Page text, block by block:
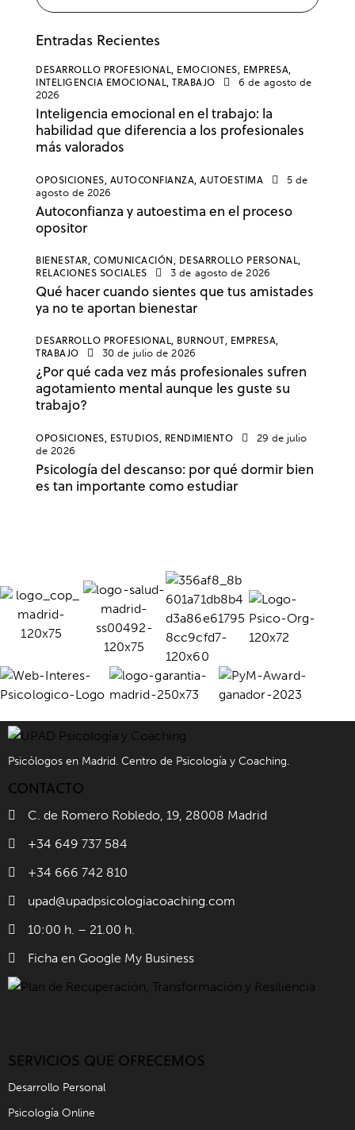
Entradas Recientes
DESARROLLO PROFESIONAL, EMOCIONES, EMPRESA,
INTELIGENCIA EMOCIONAL, TRABAJO
6 de agosto de
2026
Inteligencia emocional en el trabajo: la
habilidad que diferencia a los profesionales
más valorados
OPOSICIONES, AUTOCONFIANZA, AUTOESTIMA
5 de
agosto de 2026
Autoconfianza y autoestima en el proceso
opositor
BIENESTAR, COMUNICACIÓN, DESARROLLO PERSONAL,
RELACIONES SOCIALES
3 de agosto de 2026
Qué hacer cuando sientes que tus amistades
ya no te aportan bienestar
DESARROLLO PROFESIONAL, BURNOUT, EMPRESA,
TRABAJO
30 de julio de 2026
¿Por qué cada vez más profesionales sufren
agotamiento mental aunque les guste su
trabajo?
OPOSICIONES, ESTUDIOS, RENDIMIENTO
29 de julio
de 2026
Psicología del descanso: por qué dormir bien
es tan importante como estudiar
Psicólogos en Madrid. Centro de Psicología y Coaching.
CONTACTO
C. de Romero Robledo, 19, 28008 Madrid
+34 649 737 584
+34 666 742 810
upad@upadpsicologiacoaching.com
10:00 h. – 21.00 h.
Ficha en Google My Business
SERVICIOS QUE OFRECEMOS
Desarrollo Personal
Psicología Online